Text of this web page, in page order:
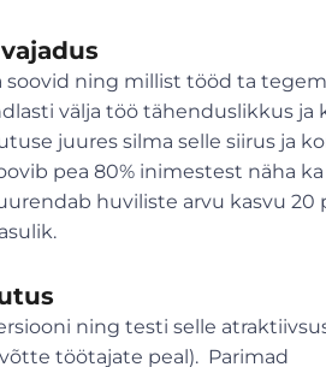
soovid ning millist tööd ta
välja töö tähenduslikkus ja
juures silma selle siirus ja
pea 80% inimestest näha
huviliste arvu kasvu 20
ning testi selle
töötajate peal). Parimad